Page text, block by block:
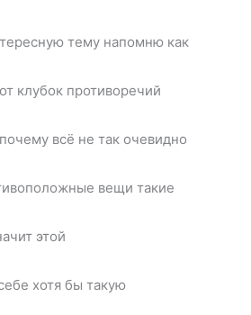
тему напомню как
клубок противоречий
всё не так очевидно
вещи такие
этой
хотя бы такую